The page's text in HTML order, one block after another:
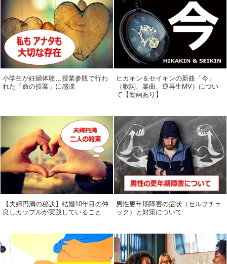
小学生が妊婦体験…授業参観で行わ
れた「命の授業」に感涙
ヒカキン＆セイキンの新曲「今」
（歌詞、楽曲、逆再生MV）につい
て【動画あり】
【夫婦円満の秘訣】結婚10年目の仲
良しカップルが実践していること
男性更年期障害の症状（セルフチェ
ック）と対策について